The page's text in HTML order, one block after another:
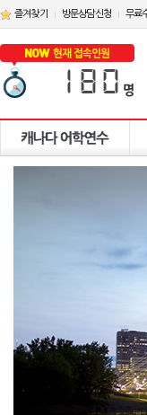
즐겨찾기 방문상담신청 무료